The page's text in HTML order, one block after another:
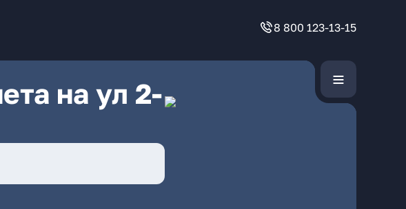
8 800 123-13-15
на ул 2-